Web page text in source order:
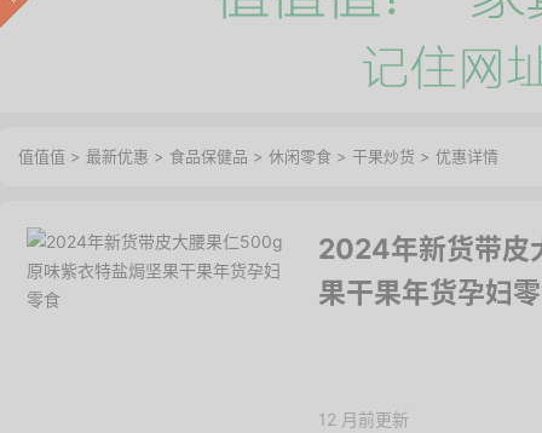
值值值 > 最新优惠 > 食品保健品 > 休闲零食 > 干果炒货 > 优惠详情
2024年新货带皮
果干果年货孕妇
12 月前更新